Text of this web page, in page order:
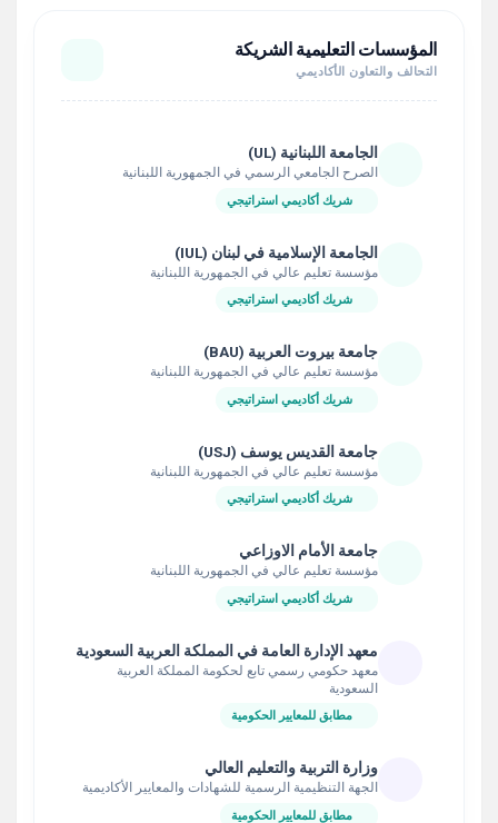
المؤسسات التعليمية الشريكة
التحالف والتعاون الأكاديمي
الجامعة اللبنانية (UL)
الصرح الجامعي الرسمي في الجمهورية اللبنانية
شريك أكاديمي استراتيجي
الجامعة الإسلامية في لبنان (IUL)
مؤسسة تعليم عالي في الجمهورية اللبنانية
شريك أكاديمي استراتيجي
جامعة بيروت العربية (BAU)
مؤسسة تعليم عالي في الجمهورية اللبنانية
شريك أكاديمي استراتيجي
جامعة القديس يوسف (USJ)
مؤسسة تعليم عالي في الجمهورية اللبنانية
شريك أكاديمي استراتيجي
جامعة الأمام الاوزاعي
مؤسسة تعليم عالي في الجمهورية اللبنانية
شريك أكاديمي استراتيجي
معهد الإدارة العامة في المملكة العربية السعودية
معهد حكومي رسمي تابع لحكومة المملكة العربية
السعودية
مطابق للمعايير الحكومية
وزارة التربية والتعليم العالي
الجهة التنظيمية الرسمية للشهادات والمعايير الأكاديمية
مطابق للمعايير الحكومية